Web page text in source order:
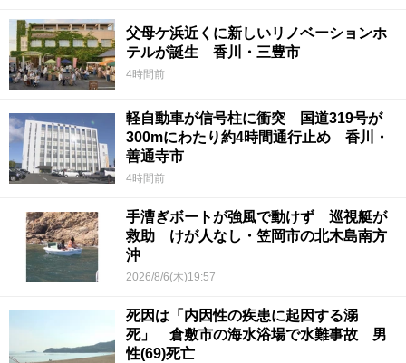
父母ケ浜近くに新しいリノベーションホ
テルが誕生 香川・三豊市
4時間前
軽自動車が信号柱に衝突 国道319号が
300mにわたり約4時間通行止め 香川・
善通寺市
4時間前
手漕ぎボートが強風で動けず 巡視艇が
救助 けが人なし・笠岡市の北木島南方
沖
2026/8/6(木)19:57
死因は「内因性の疾患に起因する溺
死」 倉敷市の海水浴場で水難事故 男
性(69)死亡